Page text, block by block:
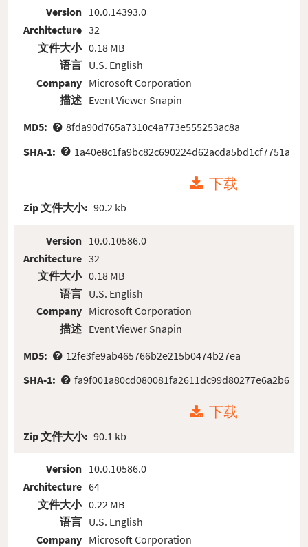
Version
Architecture
文件大小
语言
Company
描述
10.0.14393.0
32
0.18 MB
U.S. English
Microsoft Corporation
Event Viewer Snapin
MD5:
8fda90d765a7310c4a773e555253ac8a
SHA-1:
1a40e8c1fa9bc82c690224d62acda5bd1cf7751a
下载
Zip 文件大小: 90.2 kb
Version
Architecture
文件大小
语言
Company
描述
10.0.10586.0
32
0.18 MB
U.S. English
Microsoft Corporation
Event Viewer Snapin
MD5:
12fe3fe9ab465766b2e215b0474b27ea
SHA-1:
fa9f001a80cd080081fa2611dc99d80277e6a2b6
下载
Zip 文件大小: 90.1 kb
Version
Architecture
文件大小
语言
Company
10.0.10586.0
64
0.22 MB
U.S. English
Microsoft Corporation